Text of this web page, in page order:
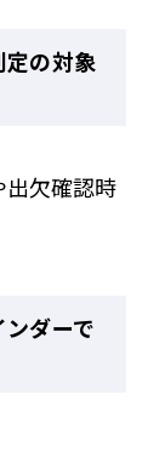
の対象
出欠確認時
ダーで